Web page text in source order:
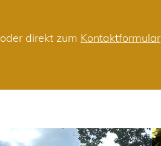
oder direkt zum Kontaktformular